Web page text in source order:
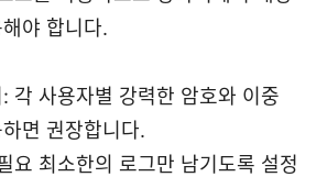
야 합니다.
각 사용자별 강력한 암호와 이중
면 권장합니다.
요 최소한의 로그만 남기도록 설정